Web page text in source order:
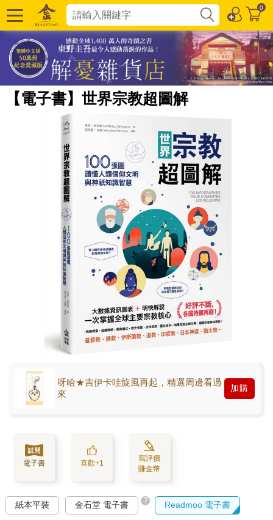
0
【電子書】世界宗教超圖解
呀哈★吉伊卡哇旋風再起，精選周邊看過
來
加購
電子書 喜歡+1
寫評價
賺金幣
紙本平裝 金石堂 電子書 ? Readmoo 電子書